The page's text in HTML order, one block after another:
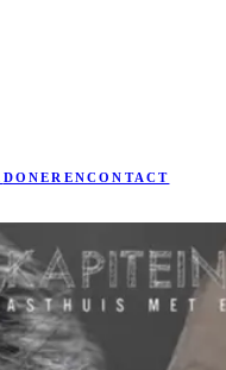
DONERENCONTACT